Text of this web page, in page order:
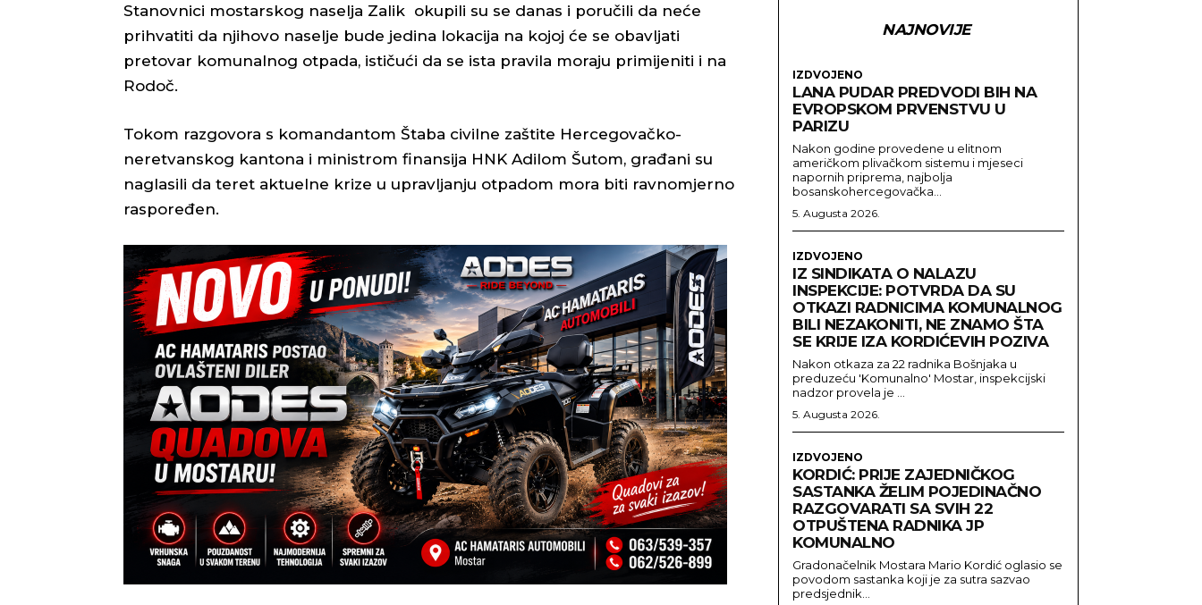
Stanovnici mostarskog naselja Zalik okupili su se danas i poručili da neće
prihvatiti da njihovo naselje bude jedina lokacija na kojoj će se obavljati
pretovar komunalnog otpada, ističući da se ista pravila moraju primijeniti i na
Rodoč.
Tokom razgovora s komandantom Štaba civilne zaštite Hercegovačko-
neretvanskog kantona i ministrom finansija HNK Adilom Šutom, građani su
naglasili da teret aktuelne krize u upravljanju otpadom mora biti ravnomjerno
raspoređen.
NAJNOVIJE
IZDVOJENO
LANA PUDAR PREDVODI BIH NA
EVROPSKOM PRVENSTVU U
PARIZU
Nakon godine provedene u elitnom
američkom plivačkom sistemu i mjeseci
napornih priprema, najbolja
bosanskohercegovačka...
5. Augusta 2026.
IZDVOJENO
IZ SINDIKATA O NALAZU
INSPEKCIJE: POTVRDA DA SU
OTKAZI RADNICIMA KOMUNALNOG
BILI NEZAKONITI, NE ZNAMO ŠTA
SE KRIJE IZA KORDIĆEVIH POZIVA
Nakon otkaza za 22 radnika Bošnjaka u
preduzeću 'Komunalno' Mostar, inspekcijski
nadzor provela je ...
5. Augusta 2026.
IZDVOJENO
KORDIĆ: PRIJE ZAJEDNIČKOG
SASTANKA ŽELIM POJEDINAČNO
RAZGOVARATI SA SVIH 22
OTPUŠTENA RADNIKA JP
KOMUNALNO
Gradonačelnik Mostara Mario Kordić oglasio se
povodom sastanka koji je za sutra sazvao
predsjednik...